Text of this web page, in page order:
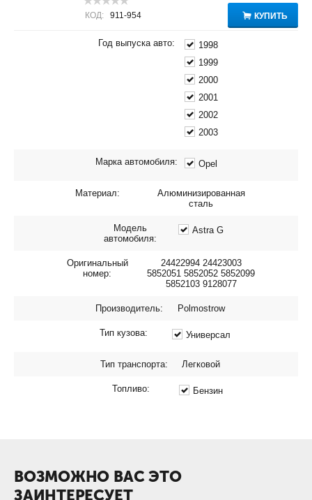
КОД: 911-954 КУПИТЬ
Год выпуска авто:
1998
1999
2000
2001
2002
2003
Марка автомобиля: Opel
Материал:
Алюминизированная
сталь
Модель
автомобиля:
Astra G
Оригинальный
номер:
24422994 24423003
5852051 5852052 5852099
5852103 9128077
Производитель: Polmostrow
Тип кузова: Универсал
Тип транспорта: Легковой
Топливо: Бензин
ВОЗМОЖНО ВАС ЭТО
ЗАИНТЕРЕСУЕТ